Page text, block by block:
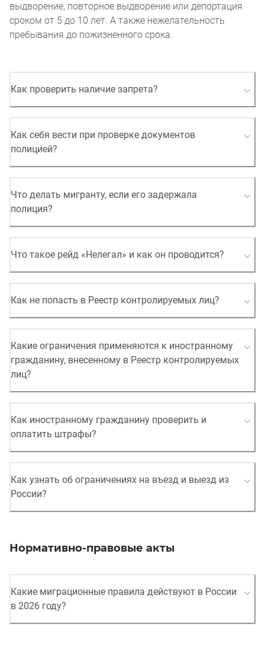
выдворение, повторное выдворение или депортация
сроком от 5 до 10 лет. А также нежелательность
пребывания до пожизненного срока.
Как проверить наличие запрета?
Как себя вести при проверке документов
полицией?
Что делать мигранту, если его задержала
полиция?
Что такое рейд «Нелегал» и как он проводится?
Как не попасть в Реестр контролируемых лиц?
Какие ограничения применяются к иностранному
гражданину, внесенному в Реестр контролируемых
лиц?
Как иностранному гражданину проверить и
оплатить штрафы?
Как узнать об ограничениях на въезд и выезд из
России?
Нормативно-правовые акты
Какие миграционные правила действуют в России
в 2026 году?